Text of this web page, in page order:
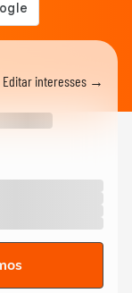
Editar interesses →